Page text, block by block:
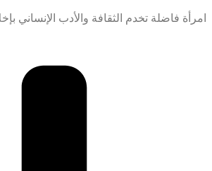
فاضلة تخدم الثقافة والأدب الإنساني بإخلاص